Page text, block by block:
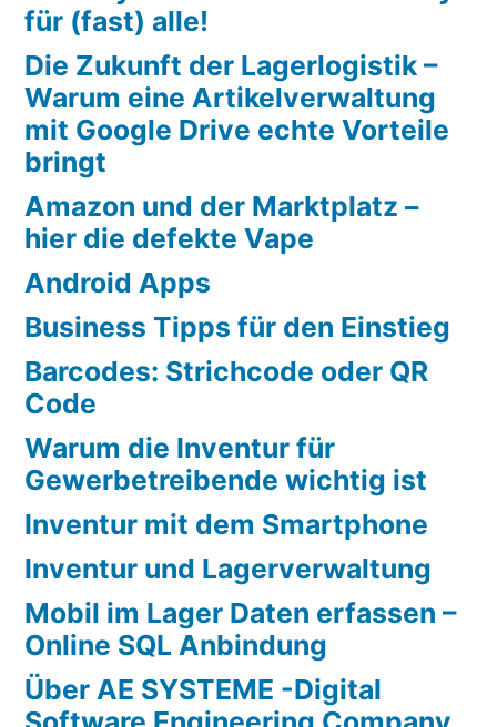
für (fast) alle!
Die Zukunft der Lagerlogistik –
Warum eine Artikelverwaltung
mit Google Drive echte Vorteile
bringt
Amazon und der Marktplatz –
hier die defekte Vape
Android Apps
Business Tipps für den Einstieg
Barcodes: Strichcode oder QR
Code
Warum die Inventur für
Gewerbetreibende wichtig ist
Inventur mit dem Smartphone
Inventur und Lagerverwaltung
Mobil im Lager Daten erfassen –
Online SQL Anbindung
Über AE SYSTEME -Digital